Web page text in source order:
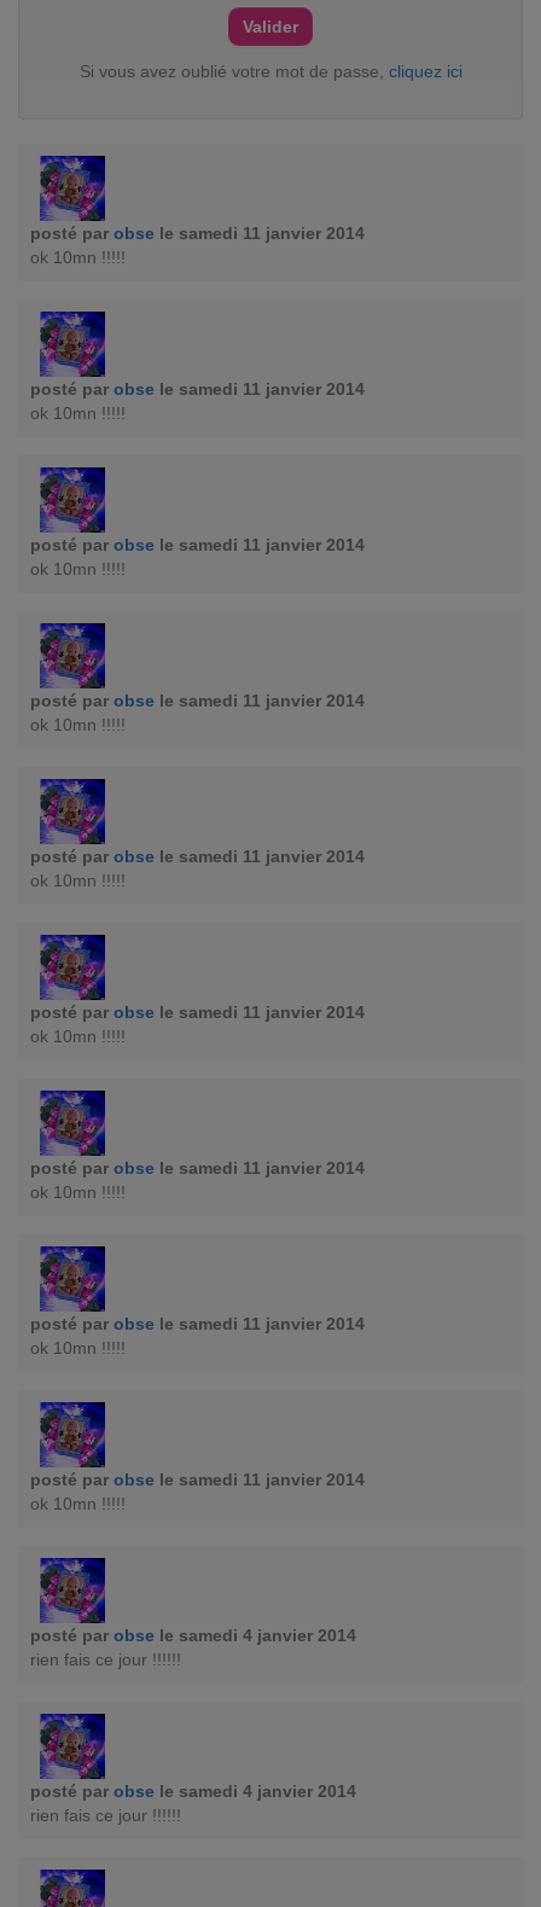
Si vous avez oublié votre mot de passe, cliquez ici
posté par obse le samedi 11 janvier 2014
ok 10mn !!!!!
posté par obse le samedi 11 janvier 2014
ok 10mn !!!!!
posté par obse le samedi 11 janvier 2014
ok 10mn !!!!!
posté par obse le samedi 11 janvier 2014
ok 10mn !!!!!
posté par obse le samedi 11 janvier 2014
ok 10mn !!!!!
posté par obse le samedi 11 janvier 2014
ok 10mn !!!!!
posté par obse le samedi 11 janvier 2014
ok 10mn !!!!!
posté par obse le samedi 11 janvier 2014
ok 10mn !!!!!
posté par obse le samedi 11 janvier 2014
ok 10mn !!!!!
posté par obse le samedi 4 janvier 2014
rien fais ce jour !!!!!!
posté par obse le samedi 4 janvier 2014
rien fais ce jour !!!!!!